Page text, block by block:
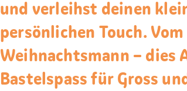
und verleihst deinen
persönlichen Touch.
Weihnachtsmann –
Bastelspass für Gross